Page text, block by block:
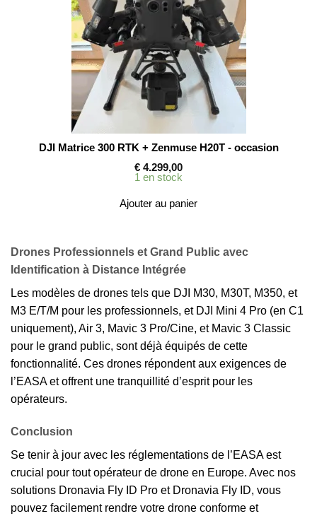
DJI Matrice 300 RTK + Zenmuse H20T - occasion
€ 4.299,00
1 en stock
Ajouter au panier
Drones Professionnels et Grand Public avec
Identification à Distance Intégrée
Les modèles de drones tels que DJI M30, M30T, M350, et
M3 E/T/M pour les professionnels, et DJI Mini 4 Pro (en C1
uniquement), Air 3, Mavic 3 Pro/Cine, et Mavic 3 Classic
pour le grand public, sont déjà équipés de cette
fonctionnalité. Ces drones répondent aux exigences de
l’EASAet offrent une tranquillité d’esprit pour les
opérateurs.
Conclusion
Se tenir à jour avec les réglementations de l’EASA est
crucial pour tout opérateur de drone en Europe. Avec nos
solutions Dronavia Fly ID Pro et Dronavia Fly ID, vous
pouvez facilement rendre votre drone conforme et